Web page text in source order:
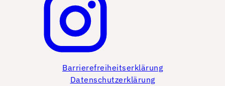
Barrierefreiheitserklärung
Datenschutzerklärung